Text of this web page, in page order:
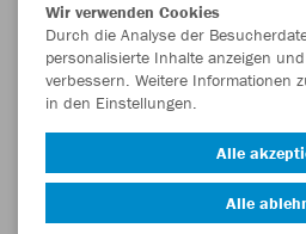
Wir verwenden Cookies
Durch die Analyse der
personalisierte Inhalte anzeigen
verbessern. Weitere Informationen
in den Einstellungen.
Alle
Alle